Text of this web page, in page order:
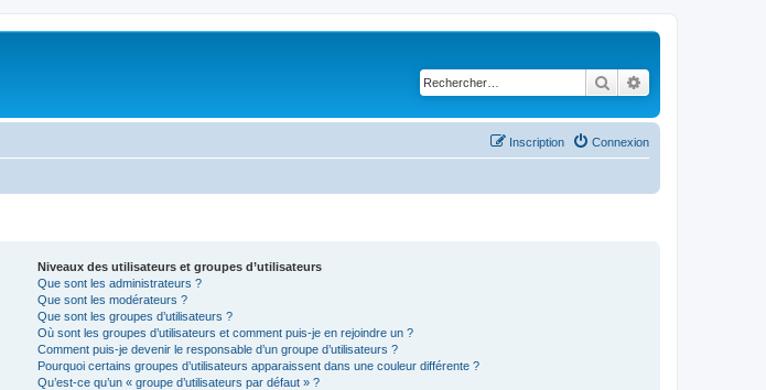
Rechercher
Connexion
Inscription
Niveaux des utilisateurs et groupes d’utilisateurs
Que sont les administrateurs ?
Que sont les modérateurs ?
Que sont les groupes d’utilisateurs ?
Où sont les groupes d’utilisateurs et comment puis-je en rejoindre un ?
Comment puis-je devenir le responsable d’un groupe d’utilisateurs ?
Pourquoi certains groupes d’utilisateurs apparaissent dans une couleur différente ?
Qu’est-ce qu’un « groupe d’utilisateurs par défaut » ?